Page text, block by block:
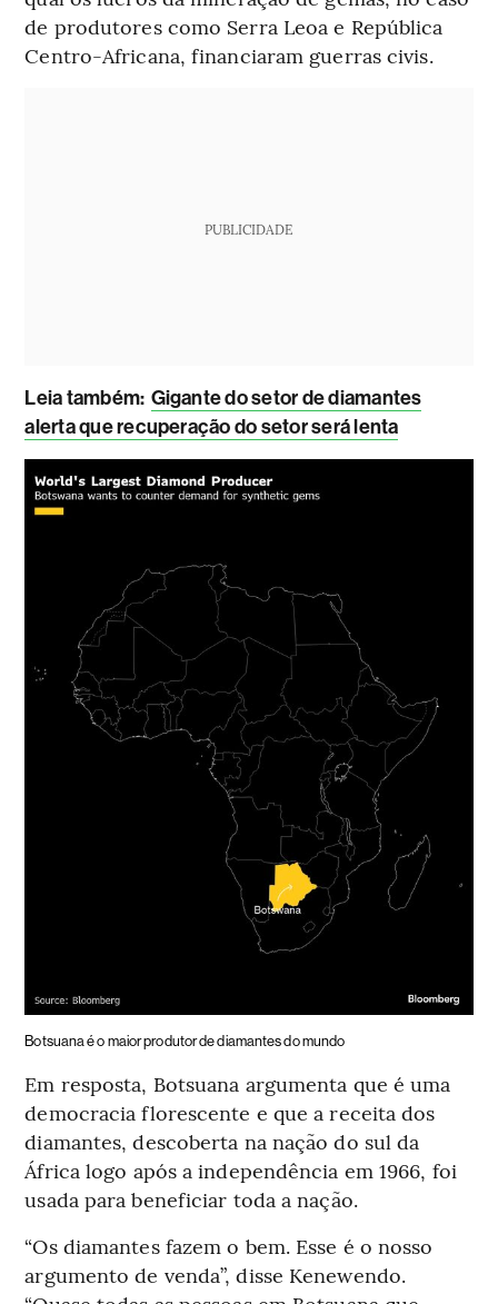
de produtores como Serra Leoa e República
Centro-Africana, financiaram guerras civis.
PUBLICIDADE
Leia também: Gigante do setor de diamantes
alerta que recuperação do setor será lenta
Botsuana é o maior produtor de diamantes do mundo
Em resposta, Botsuana argumenta que é uma
democracia florescente e que a receita dos
diamantes, descoberta na nação do sul da
África logo após a independência em 1966, foi
usada para beneficiar toda a nação.
“Os diamantes fazem o bem. Esse é o nosso
argumento de venda”, disse Kenewendo.